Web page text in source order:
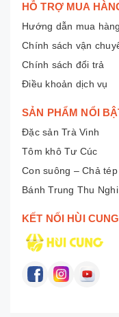
HỖ TRỢ MUA
Hướng dẫn mua hàng
Chính sách vận
Chính sách đổi trả
Điều khoản dịch vụ
SẢN PHẨM NỔI
Đặc sản Trà Vinh
Tôm khô Tư Cúc
Con suông – Chả tép
Bánh Trung Thu
KẾT NỐI HÙI CUNG